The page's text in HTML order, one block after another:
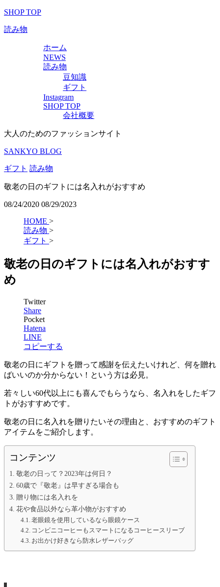
SHOP TOP
読み物
ホーム
NEWS
読み物
豆知識
ギフト
Instagram
SHOP TOP
会社概要
大人のためのファッションサイト
SANKYO BLOG
ギフト 読み物
敬老の日のギフトには名入れがおすすめ
08/24/2020 08/29/2023
HOME >
読み物 >
ギフト >
敬老の日のギフトには名入れがおすす
め
Twitter
Share
Pocket
Hatena
LINE
コピーする
敬老の日にギフトを贈って感謝を伝えたいけれど、何を贈れ
ばいいのか分からない！という方は必見。
若々しい60代以上にも喜んでもらうなら、名入れをしたギフ
トがおすすめです。
敬老の日に名入れを贈りたいその理由と、おすすめのギフト
アイテムをご紹介します。
コンテンツ
敬老の日って？2023年は何日？
60歳で『敬老』は早すぎる場合も
贈り物には名入れを
花や食品以外なら革小物がおすすめ
老眼鏡を使用しているなら眼鏡ケース
コンビニコーヒーもスマートになるコーヒースリーブ
お出かけ好きなら防水レザーバッグ